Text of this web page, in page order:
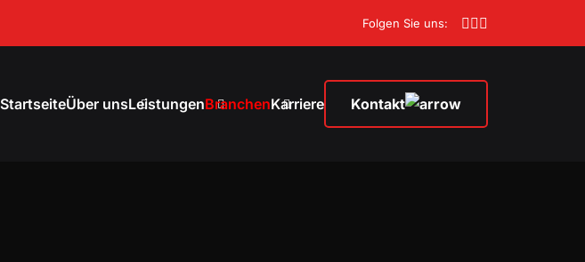
Folgen Sie uns:
StartseiteÜber unsLeistungenBranchenKarriere Kontakt